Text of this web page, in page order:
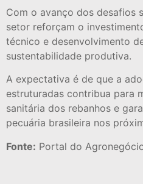
Com o avanço dos desafios
setor reforçam o
técnico e desenvolvimento
sustentabilidade produtiva.
A expectativa é de que a
estruturadas contribua para
sanitária dos rebanhos e
pecuária brasileira nos
Fonte: Portal do